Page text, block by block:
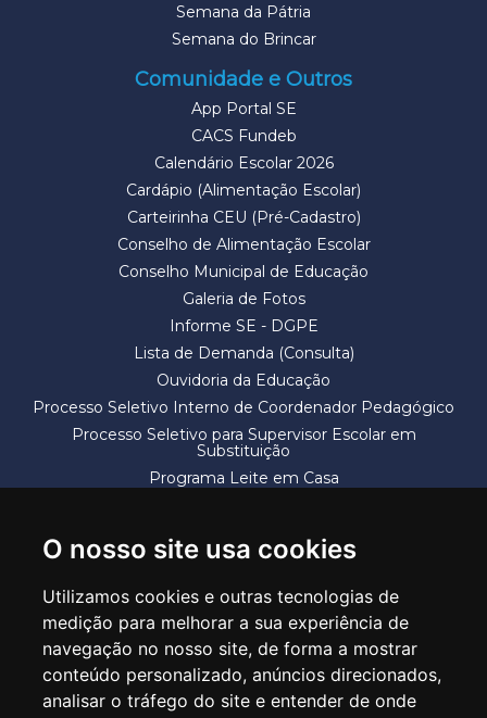
O nosso site usa cookies
Utilizamos cookies e outras tecnologias de
medição para melhorar a sua experiência de
navegação no nosso site, de forma a mostrar
conteúdo personalizado, anúncios direcionados,
analisar o tráfego do site e entender de onde
Semana da Pátria
Semana do Brincar
Comunidade e Outros
App Portal SE
CACS Fundeb
Calendário Escolar 2026
Cardápio (Alimentação Escolar)
Carteirinha CEU (Pré-Cadastro)
Conselho de Alimentação Escolar
Conselho Municipal de Educação
Galeria de Fotos
Informe SE - DGPE
Lista de Demanda (Consulta)
Ouvidoria da Educação
Processo Seletivo Interno de Coordenador Pedagógico
Processo Seletivo para Supervisor Escolar em
Substituição
Programa Leite em Casa
SECRETARIA DE EDUCAÇÃO
Rua Claudino Barbosa, 313 - Macedo - Guarulhos/SP CEP 07113-040